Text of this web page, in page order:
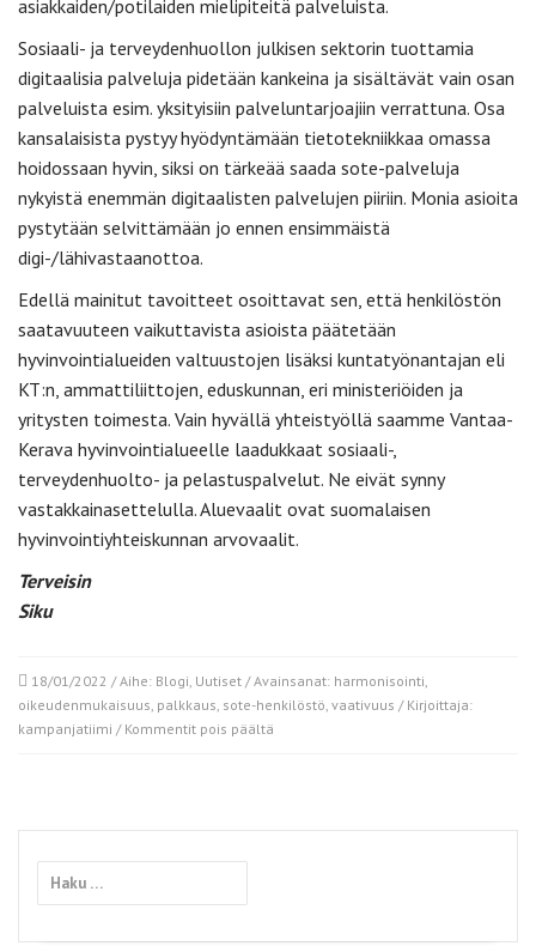
asiakkaiden/potilaiden mielipiteitä palveluista.
Sosiaali- ja terveydenhuollon julkisen sektorin tuottamia
digitaalisia palveluja pidetään kankeina ja sisältävät vain osan
palveluista esim. yksityisiin palveluntarjoajiin verrattuna. Osa
kansalaisista pystyy hyödyntämään tietotekniikkaa omassa
hoidossaan hyvin, siksi on tärkeää saada sote-palveluja
nykyistä enemmän digitaalisten palvelujen piiriin. Monia asioita
pystytään selvittämään jo ennen ensimmäistä
digi-/lähivastaanottoa.
Edellä mainitut tavoitteet osoittavat sen, että henkilöstön
saatavuuteen vaikuttavista asioista päätetään
hyvinvointialueiden valtuustojen lisäksi kuntatyönantajan eli
KT:n, ammattiliittojen, eduskunnan, eri ministeriöiden ja
yritysten toimesta. Vain hyvällä yhteistyöllä saamme Vantaa-
Kerava hyvinvointialueelle laadukkaat sosiaali-,
terveydenhuolto- ja pelastuspalvelut. Ne eivät synny
vastakkainasettelulla. Aluevaalit ovat suomalaisen
hyvinvointiyhteiskunnan arvovaalit.
Terveisin
Siku
18/01/2022 / Aihe: Blogi, Uutiset / Avainsanat: harmonisointi,
oikeudenmukaisuus, palkkaus, sote-henkilöstö, vaativuus / Kirjoittaja:
kampanjatiimi / Kommentit pois päältä